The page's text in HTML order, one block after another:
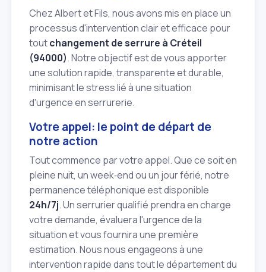
Chez Albert et Fils, nous avons mis en place un
processus d'intervention clair et efficace pour
toutchangement de serrure à Créteil
(94000). Notre objectif est de vous apporter
une solution rapide, transparente et durable,
minimisant le stress lié à une situation
d'urgence en serrurerie.
Votre appel: le point de départ de
notre action
Tout commence par votre appel. Que ce soit en
pleine nuit, un week‑end ou un jour férié, notre
permanence téléphonique est disponible
24h/7j. Un serrurier qualifié prendra en charge
votre demande, évaluera l'urgence de la
situation et vous fournira une première
estimation. Nous nous engageons à une
intervention rapide dans tout le département du